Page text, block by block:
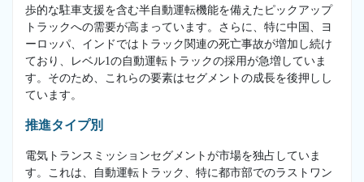
歩的な駐車支援を含む半自動運転機能を備えたピックアップ
トラックへの需要が高まっています。さらに、特に中国、ヨ
ーロッパ、インドではトラック関連の死亡事故が増加し続け
ており、レベル1の自動運転トラックの採用が急増していま
す。そのため、これらの要素はセグメントの成長を後押しし
ています。
推進タイプ別
電気トランスミッションセグメントが市場を独占していま
す。これは、自動運転トラック、特に都市部でのラストワン